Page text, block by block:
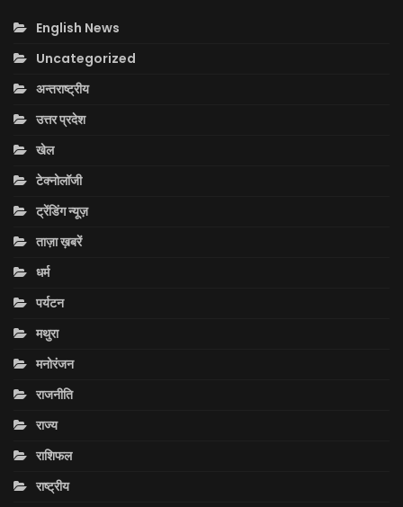
English News
Uncategorized
अन्तराष्ट्रीय
उत्तर प्रदेश
खेल
टेक्नोलॉजी
ट्रेंडिंग न्यूज़
ताज़ा ख़बरें
धर्म
पर्यटन
मथुरा
मनोरंजन
राजनीति
राज्य
राशिफल
राष्ट्रीय